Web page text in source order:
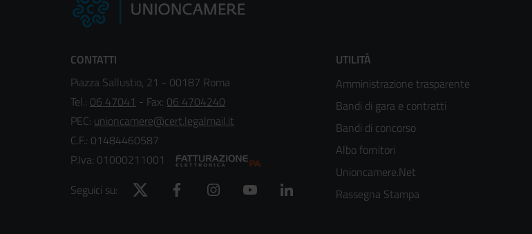
CONTATTI
Piazza Sallustio, 21 - 00187 Roma
Tel.: 06 47041 - Fax: 06 4704240
PEC: unioncamere@cert.legalmail.it
C.F.: 01484460587
P.Iva: 01000211001
Seguici su:
Twitter Facebook Instagram YouTube
Footer
menù
colonna
2
UTILITÀ
Amministrazione trasparente
Bandi di gara e contratti
Bandi di concorso
Albo fornitori
Unioncamere.Net
Rassegna Stampa